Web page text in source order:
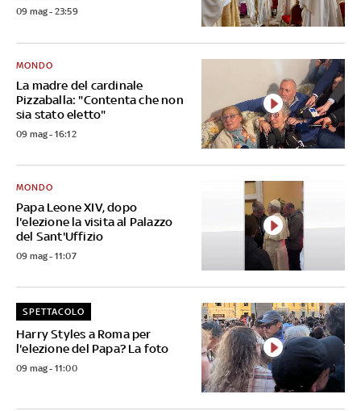
09 mag - 23:59
La madre del cardinale
Pizzaballa: "Contenta che non
sia stato eletto"
MONDO
09 mag - 16:12
Papa Leone XIV, dopo
l'elezione la visita al Palazzo
del Sant'Uffizio
MONDO
09 mag - 11:07
Harry Styles a Roma per
l'elezione del Papa? La foto
SPETTACOLO
09 mag - 11:00